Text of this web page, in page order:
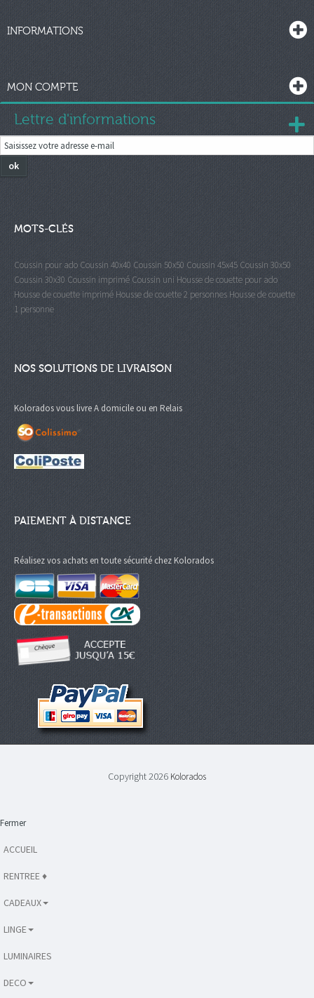
INFORMATIONS
MON COMPTE
Lettre d'informations
ok
MOTS-CLÉS
Coussin pour ado Coussin 40x40 Coussin 50x50 Coussin 45x45Coussin 30x50
Coussin 30x30 Coussin imprimé Coussin uni Housse de couette pour ado
Housse de couette imprimé Housse de couette 2 personnes Housse de couette
1 personne
NOS SOLUTIONS DE LIVRAISON
Kolorados vous livre A domicile ou en Relais
PAIEMENT À DISTANCE
Réalisez vos achats en toute sécurité chez Kolorados
Copyright 2026 Kolorados
Fermer
ACCUEIL
RENTREE ♦
CADEAUX
LINGE
LUMINAIRES
DECO